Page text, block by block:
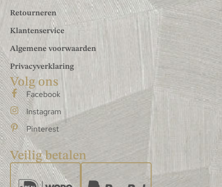
Retourneren
Klantenservice
Algemene voorwaarden
Privacyverklaring
Volg ons
Facebook
Instagram
Pinterest
Veilig betalen